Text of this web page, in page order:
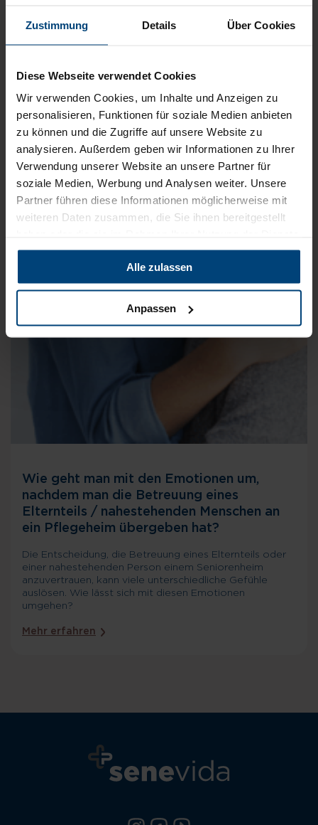
Zustimmung Details Über Cookies
Diese Webseite verwendet Cookies
Wir verwenden Cookies, um Inhalte und Anzeigen zu
personalisieren, Funktionen für soziale Medien anbieten
zu können und die Zugriffe auf unsere Website zu
analysieren. Außerdem geben wir Informationen zu Ihrer
Verwendung unserer Website an unsere Partner für
soziale Medien, Werbung und Analysen weiter. Unsere
Partner führen diese Informationen möglicherweise mit
weiteren Daten zusammen, die Sie ihnen bereitgestellt
gesammelt haben.
Alle zulassen
Anpassen
Wie geht man mit den Emotionen um,
nachdem man die Betreuung eines
Elternteils / nahestehenden Menschen an
ein Pflegeheim übergeben hat?
Die Entscheidung, die Betreuung eines Elternteils oder
einer nahestehenden Person einem Seniorenheim
anzuvertrauen, kann viele unterschiedliche Gefühle
auslösen. Wie lässt sich mit diesen Emotionen
umgehen?
Mehr erfahren